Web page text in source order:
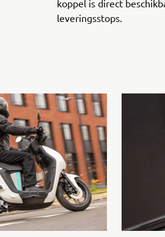
koppel is direct
leveringsstops.